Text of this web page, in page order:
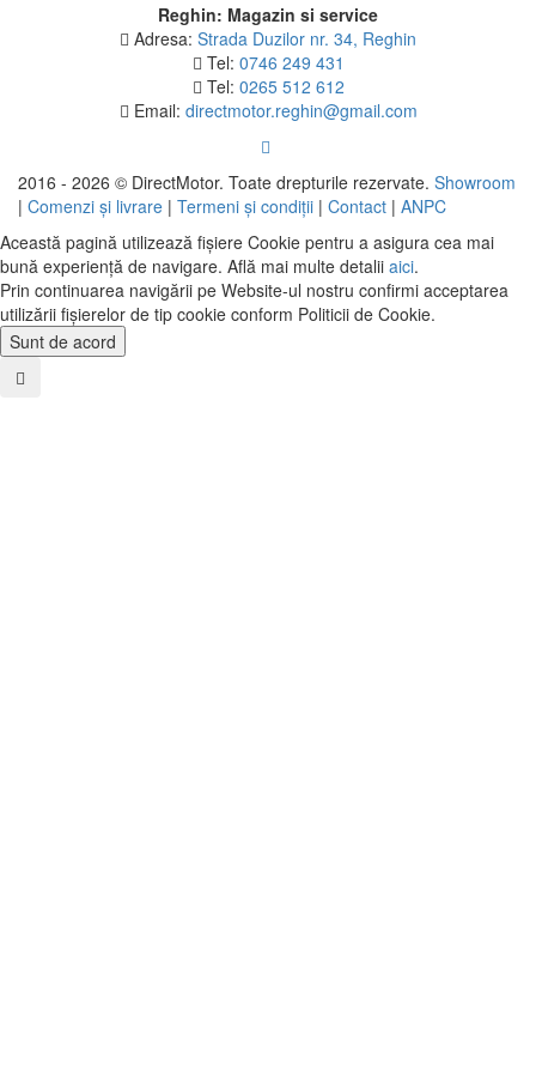
Reghin: Magazin si service
Adresa: Strada Duzilor nr. 34, Reghin
Tel: 0746 249 431
Tel: 0265 512 612
Email: directmotor.reghin@gmail.com
2016 - 2026 © DirectMotor. Toate drepturile rezervate. Showroom
| Comenzi și livrare | Termeni și condiții | Contact | ANPC
Această pagină utilizează fișiere Cookie pentru a asigura cea mai
bună experiență de navigare. Află mai multe detalii aici.
Prin continuarea navigării pe Website-ul nostru confirmi acceptarea
utilizării fişierelor de tip cookie conform Politicii de Cookie.
Sunt de acord